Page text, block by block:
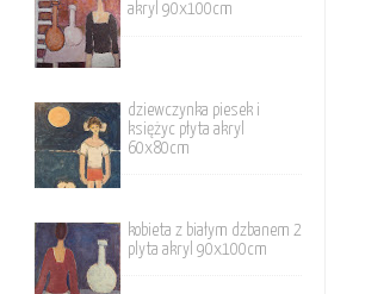
akryl 90x100cm
dziewczynka piesek i
księżyc płyta akryl
60x80cm
kobieta z białym dzbanem 2
plyta akryl 90x100cm